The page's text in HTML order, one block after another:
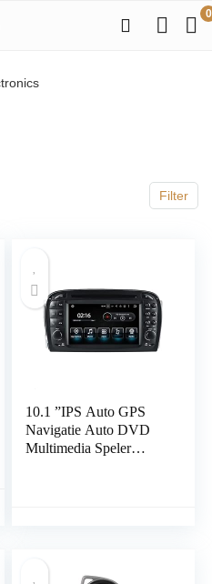
0
Filter
10.1 ”IPS Auto GPS
Navigatie Auto DVD
Multimedia Speler